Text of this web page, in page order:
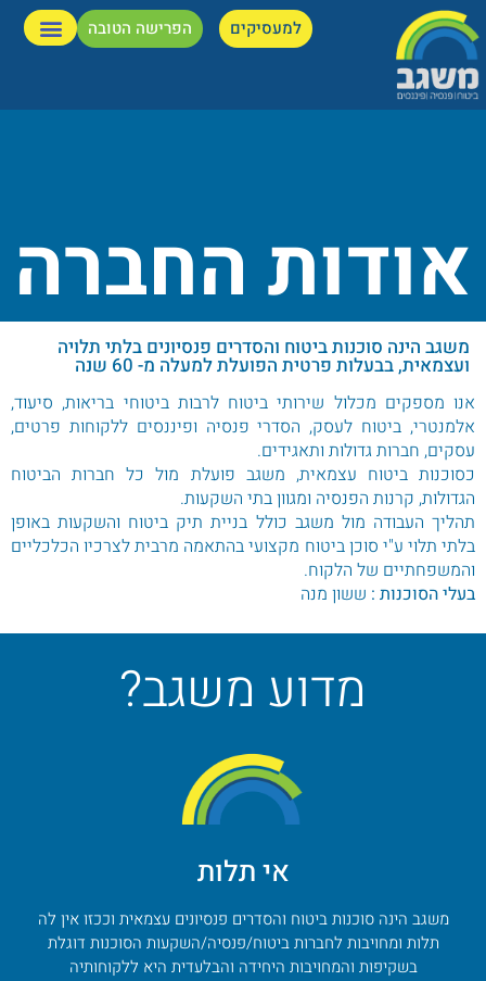
למעסיקים הפרישה הטובה
אודות החברה
משגב הינה סוכנות ביטוח והסדרים פנסיונים בלתי תלויה
ועצמאית, בבעלות פרטית הפועלת למעלה מ- 60 שנה
אנו מספקים מכלול שירותי ביטוח לרבות ביטוחי בריאות, סיעוד,
אלמנטרי, ביטוח לעסק, הסדרי פנסיה ופיננסים ללקוחות פרטים,
עסקים, חברות גדולות ותאגידים.
כסוכנות ביטוח עצמאית, משגב פועלת מול כל חברות הביטוח
הגדולות, קרנות הפנסיה ומגוון בתי השקעות.
תהליך העבודה מול משגב כולל בניית תיק ביטוח והשקעות באופן
בלתי תלוי ע"י סוכן ביטוח מקצועי בהתאמה מרבית לצרכיו הכלכליים
והמשפחתיים של הלקוח.
בעלי הסוכנות : ששון מנה
מדוע משגב?
אי תלות
משגב הינה סוכנות ביטוח והסדרים פנסיונים עצמאית וככזו אין לה
תלות ומחויבות לחברות ביטוח/פנסיה/השקעות הסוכנות דוגלת
בשקיפות והמחויבות היחידה והבלעדית היא ללקוחותיה